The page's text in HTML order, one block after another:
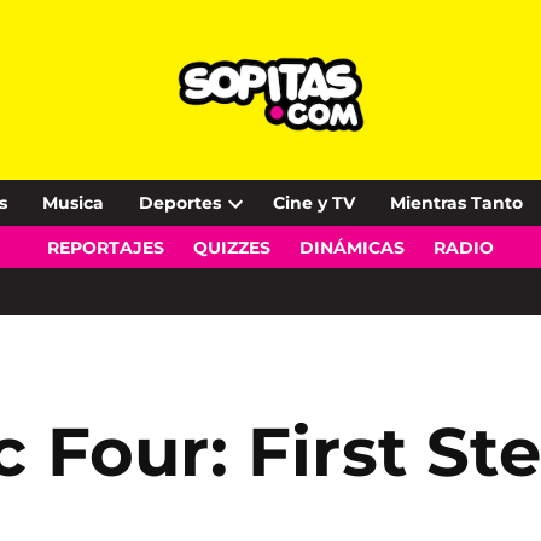
Musica Deportes
Open
dropdown
Cine y TV Mientras Tanto
REPORTAJES QUIZZES DINÁMICAS RADIO
Four: First